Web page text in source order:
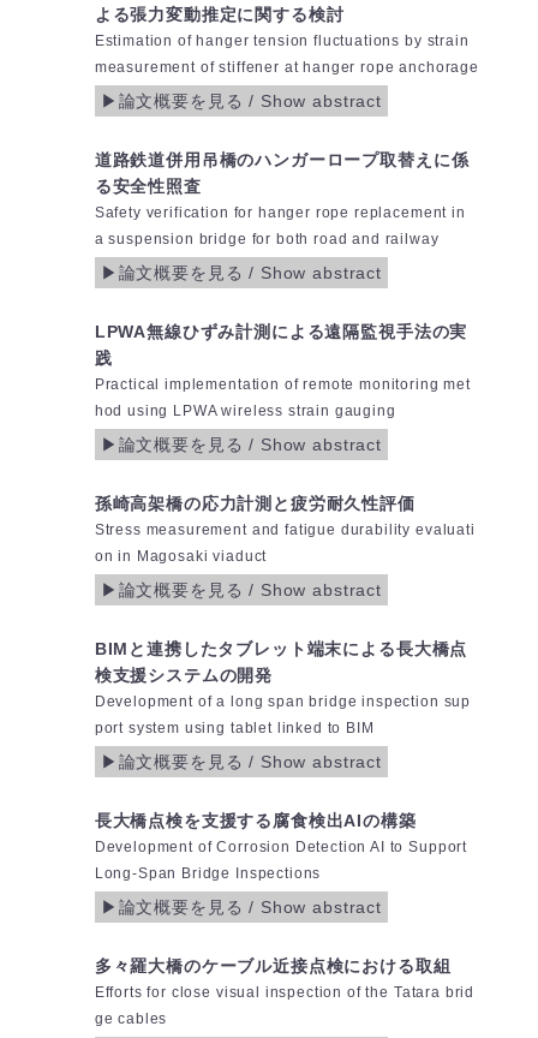
よる張力変動推定に関する検討
Estimation of hanger tension fluctuations by strain
measurement of stiffener at hanger rope anchorage
道路鉄道併用吊橋のハンガーロープ取替えに係
る安全性照査
Safety verification for hanger rope replacement in
a suspension bridge for both road and railway
LPWA無線ひずみ計測による遠隔監視手法の実
践
Practical implementation of remote monitoring met
hod using LPWA wireless strain gauging
孫崎高架橋の応力計測と疲労耐久性評価
Stress measurement and fatigue durability evaluati
on in Magosaki viaduct
BIMと連携したタブレット端末による長大橋点
検支援システムの開発
Development of a long span bridge inspection sup
port system using tablet linked to BIM
長大橋点検を支援する腐食検出AIの構築
Development of Corrosion Detection AI to Support
Long-Span Bridge Inspections
多々羅大橋のケーブル近接点検における取組
Efforts for close visual inspection of the Tatara brid
ge cables